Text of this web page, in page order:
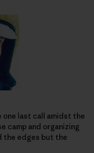
one last call amidst the
camp and organizing
the edges but the